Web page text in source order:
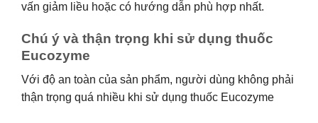
vấn giảm liều hoặc có hướng dẫn phù hợp nhất.
Chú ý và thận trọng khi sử dụng thuốc
Eucozyme
Với độ an toàn của sản phẩm, người dùng không phải
thận trọng quá nhiều khi sử dụng thuốc Eucozyme